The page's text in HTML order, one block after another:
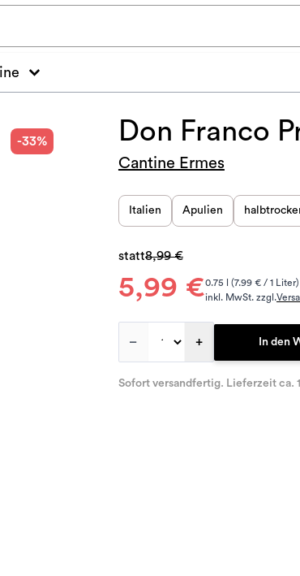
-33% Don Franco
Cantine Ermes
Italien Apulien
5,99 €
statt8,99 €
0.75 l (7.99 € / 1 Liter)
inkl. MwSt. zzgl.
– + In den
Sofort versandfertig. Lieferzeit ca.